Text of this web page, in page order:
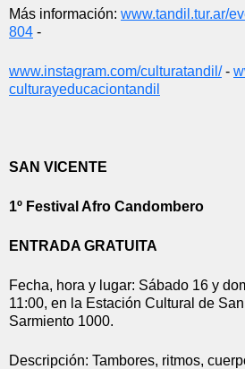
Más información: www.tandil.tur.ar/
804 -
www.instagram.com/culturatandil/ -
culturayeducaciontandil
SAN VICENTE
1º Festival Afro Candombero
ENTRADA GRATUITA
Fecha, hora y lugar: Sábado 16 y
11:00, en la Estación Cultural de
Sarmiento 1000.
Descripción: Tambores, ritmos,